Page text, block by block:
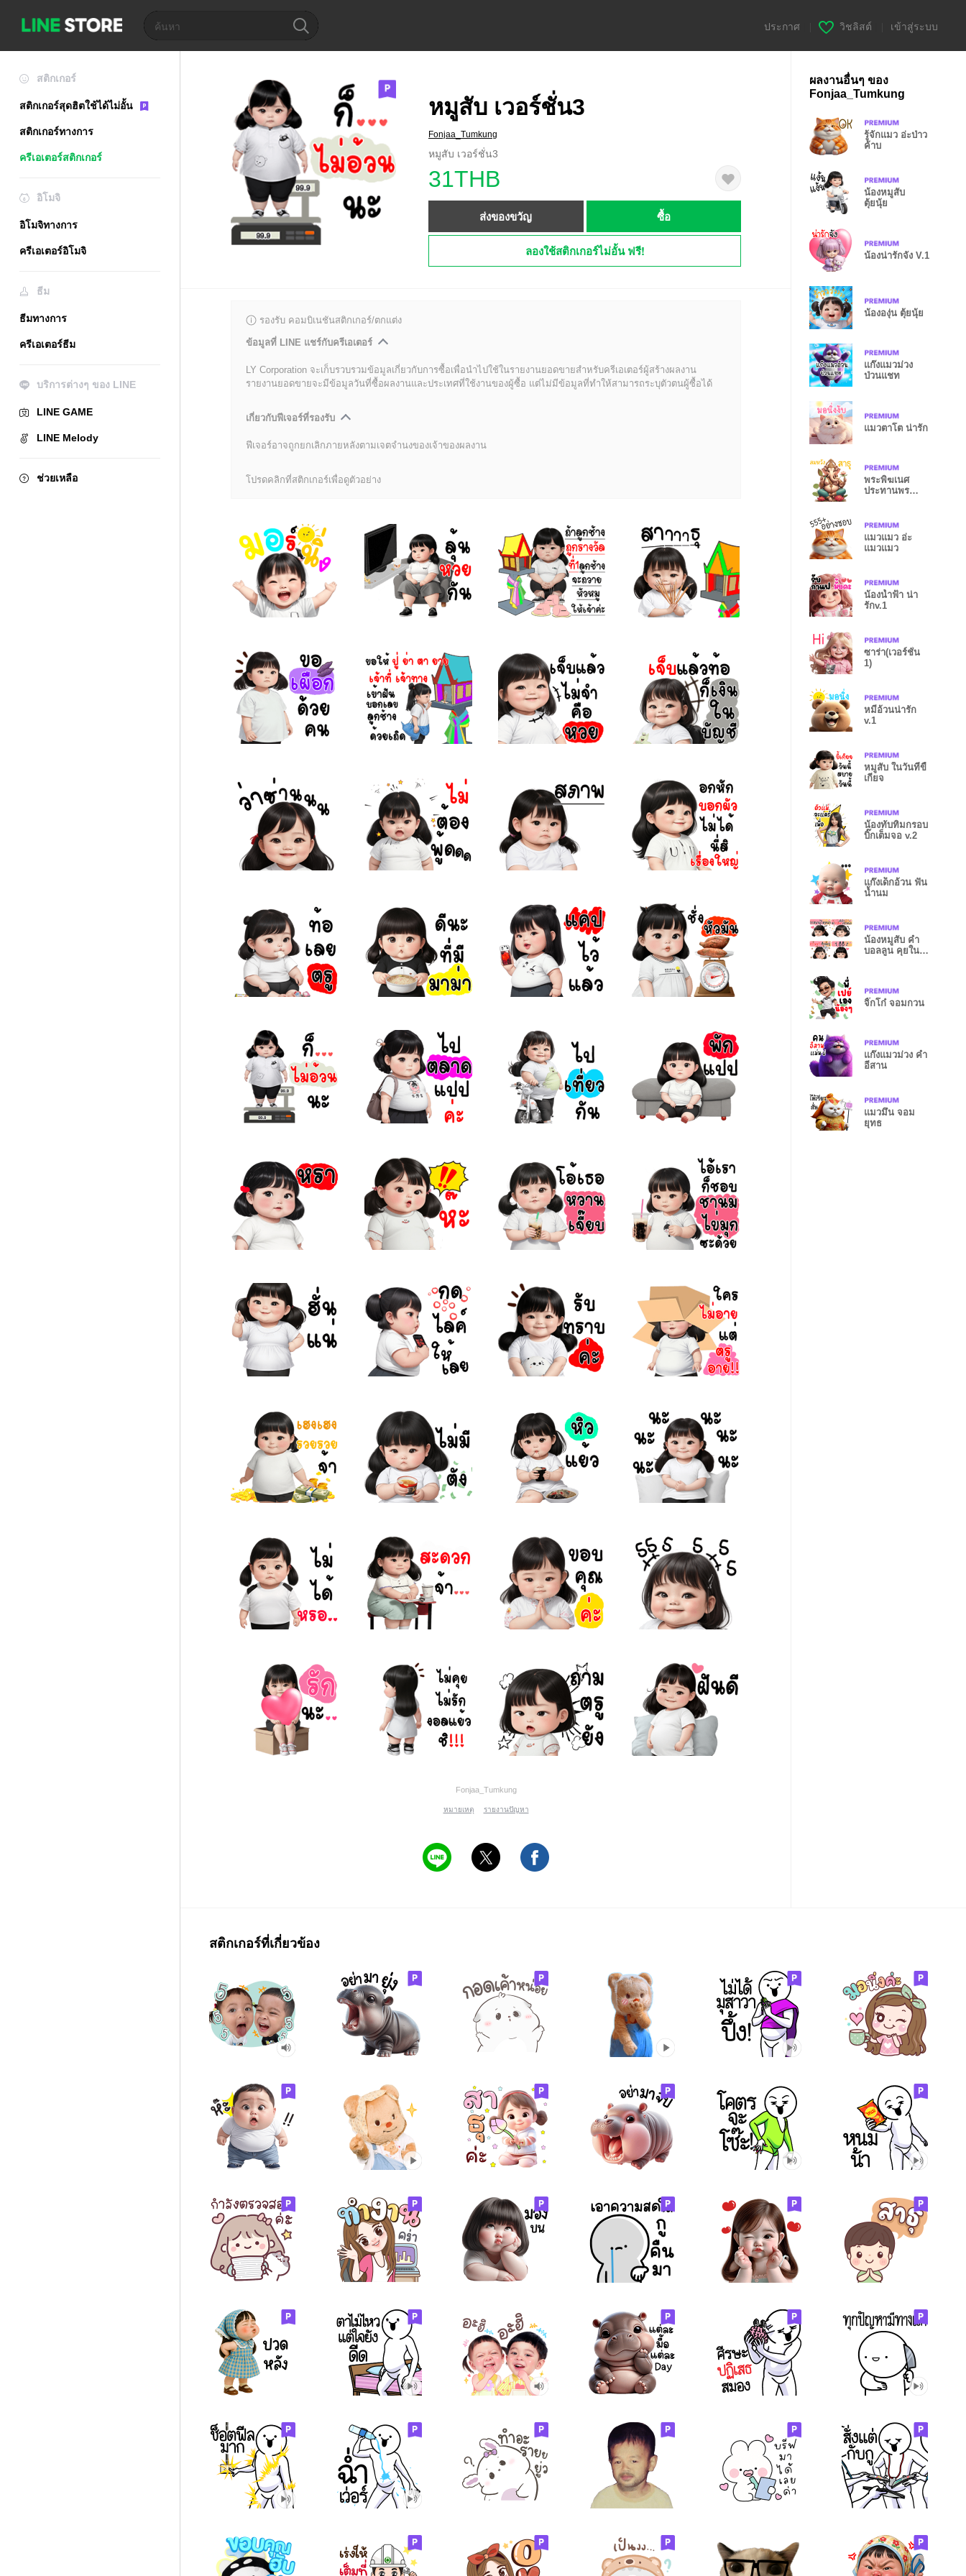
ประกาศ วิชลิสต์ เข้าสู่ระบบ
สติกเกอร์
สติกเกอร์สุดฮิตใช้ได้ไม่อั้น
สติกเกอร์ทางการ
ครีเอเตอร์สติกเกอร์
อิโมจิ
อิโมจิทางการ
ครีเอเตอร์อิโมจิ
ธีม
ธีมทางการ
ครีเอเตอร์ธีม
บริการต่างๆ ของ LINE
LINE GAME
LINE Melody
ช่วยเหลือ
หมูสับ เวอร์ชั่น3
Fonjaa_Tumkung
หมูสับ เวอร์ชั่น3
31THB
ส่งของขวัญ ซื้อ
ลองใช้สติกเกอร์ไม่อั้น ฟรี!
รองรับ คอมบิเนชันสติกเกอร์/ตกแต่ง
ข้อมูลที่ LINE แชร์กับครีเอเตอร์
LY Corporation จะเก็บรวบรวมข้อมูลเกี่ยวกับการซื้อเพื่อนำไปใช้ในรายงานยอดขายสำหรับครีเอเตอร์ผู้สร้างผลงาน
รายงานยอดขายจะมีข้อมูลวันที่ซื้อผลงานและประเทศที่ใช้งานของผู้ซื้อ แต่ไม่มีข้อมูลที่ทำให้สามารถระบุตัวตนผู้ซื้อได้
เกี่ยวกับฟีเจอร์ที่รองรับ
ฟีเจอร์อาจถูกยกเลิกภายหลังตามเจตจำนงของเจ้าของผลงาน
โปรดคลิกที่สติกเกอร์เพื่อดูตัวอย่าง
Fonjaa_Tumkung
หมายเหตุ รายงานปัญหา
ผลงานอื่นๆ ของ
Fonjaa_Tumkung
รู้จักแมว อ่ะป่าว
ค้าบ
น้องหมูสับ
ตุ้ยนุ้ย
น้องน่ารักจัง V.1
น้ององุ่น ตุ้ยนุ้ย
แก๊งแมวม่วง
ป่วนแชท
แมวตาโต น่ารัก
พระพิฆเนศ
ประทานพร
แมวแมว อ่ะ
แมวแมว
น้องน้ำฟ้า น่า
รักv.1
ซาร่า(เวอร์ชั่น
1)
หมีอ้วนน่ารัก
v.1
หมูสับ ในวันที่ขี้
เกียจ
น้องทับทิมกรอบ
บิ๊กเต็มจอ v.2
แก๊งเด็กอ้วน ฟัน
น้ำนม
น้องหมูสับ คำ
บอลลูน คุยใน
จิ๊กโก๋ จอมกวน
แก๊งแมวม่วง คำ
อีสาน
แมวมึน จอม
ยุทธ
สติกเกอร์ที่เกี่ยวข้อง